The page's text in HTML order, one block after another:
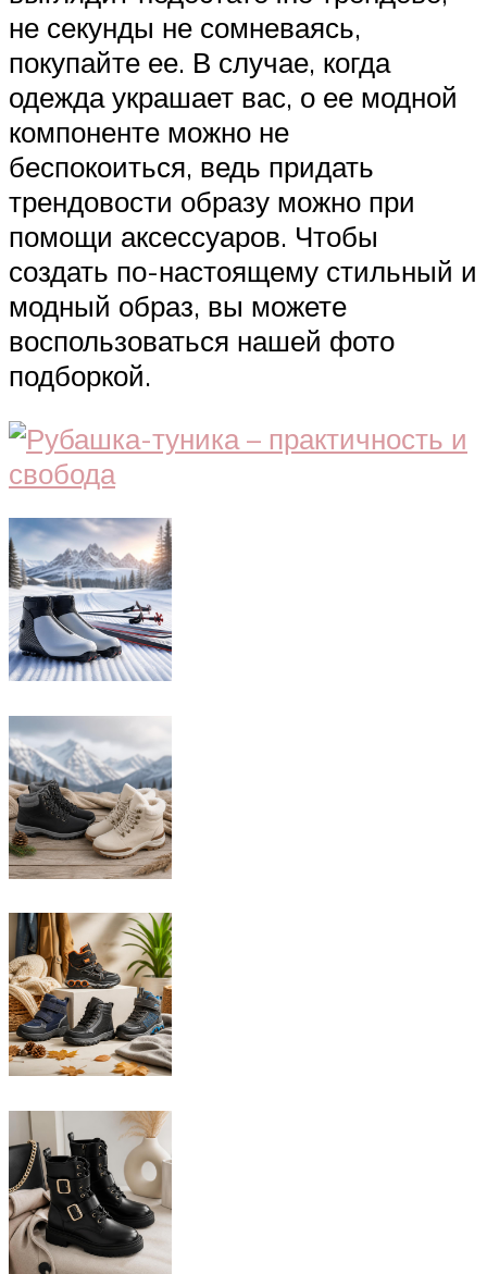
не секунды не сомневаясь,
покупайте ее. В случае, когда
одежда украшает вас, о ее модной
компоненте можно не
беспокоиться, ведь придать
трендовости образу можно при
помощи аксессуаров. Чтобы
создать по-настоящему стильный и
модный образ, вы можете
воспользоваться нашей фото
подборкой.